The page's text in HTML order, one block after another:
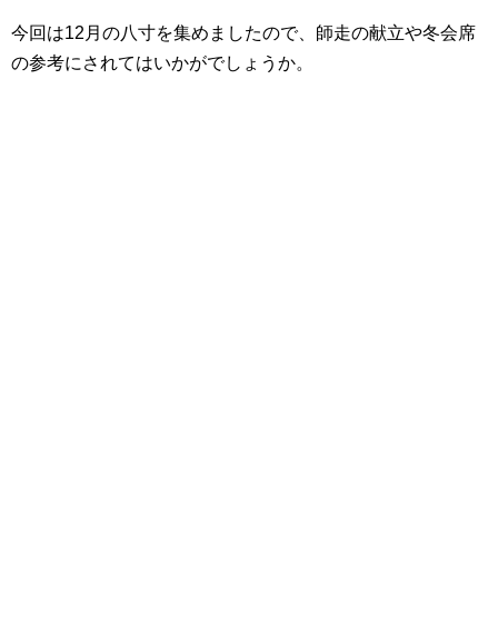
今回は12月の八寸を集めましたので、師走の献立や冬会席
の参考にされてはいかがでしょうか。